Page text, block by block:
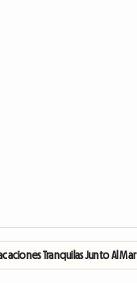
Tranquilas Junto Al